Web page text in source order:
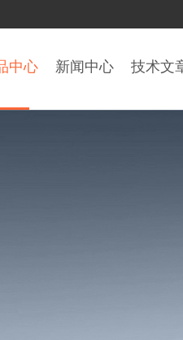
中心 新闻中心 技术文